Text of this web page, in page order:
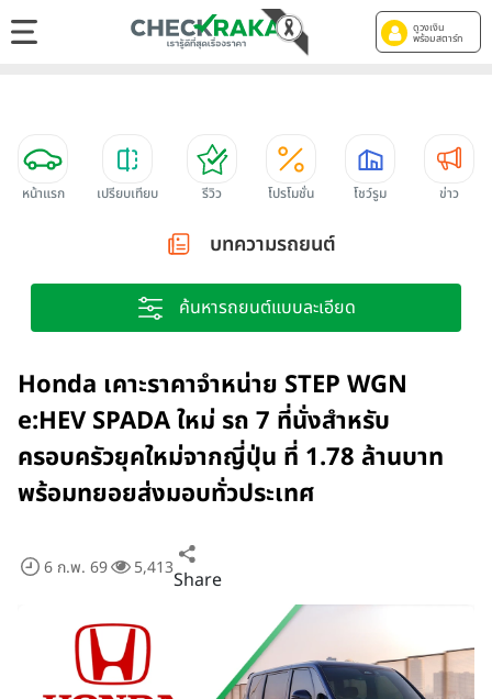
ดูวงเงิน
พร้อมสตาร์ท
หน้าแรก เปรียบเทียบ รีวิว โปรโมชั่น โชว์รูม ข่าว
บทความรถยนต์
ค้นหารถยนต์แบบละเอียด
Honda เคาะราคาจำหน่าย STEP WGN
e:HEV SPADA ใหม่ รถ 7 ที่นั่งสำหรับ
ครอบครัวยุคใหม่จากญี่ปุ่น ที่ 1.78 ล้านบาท
พร้อมทยอยส่งมอบทั่วประเทศ
6 ก.พ. 69 5,413Share